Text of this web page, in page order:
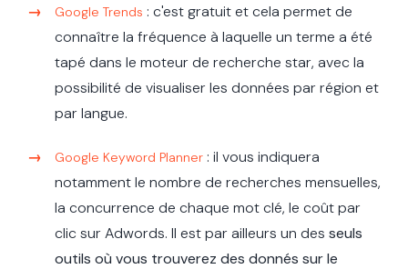
Google Trends : c'est gratuit et cela permet de
connaître la fréquence à laquelle un terme a été
tapé dans le moteur de recherche star, avec la
possibilité de visualiser les données par région et
par langue.
Google Keyword Planner : il vous indiquera
notamment le nombre de recherches mensuelles,
la concurrence de chaque mot clé, le coût par
clic sur Adwords. Il est par ailleurs un des seuls
outils où vous trouverez des donnés sur le